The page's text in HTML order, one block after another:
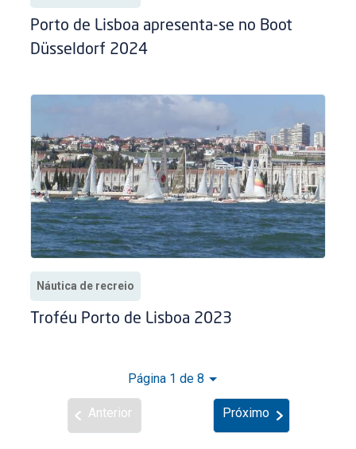
Porto de Lisboa apresenta-se no Boot
Düsseldorf 2024
Náutica de recreio
Troféu Porto de Lisboa 2023
Página 1 de 8
Anterior Próximo